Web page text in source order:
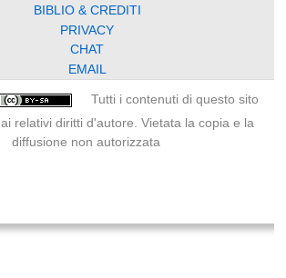
BIBLIO & CREDITI
PRIVACY
CHAT
EMAIL
Tutti i contenuti di questo sito
relativi diritti d'autore. Vietata la copia e la
diffusione non autorizzata